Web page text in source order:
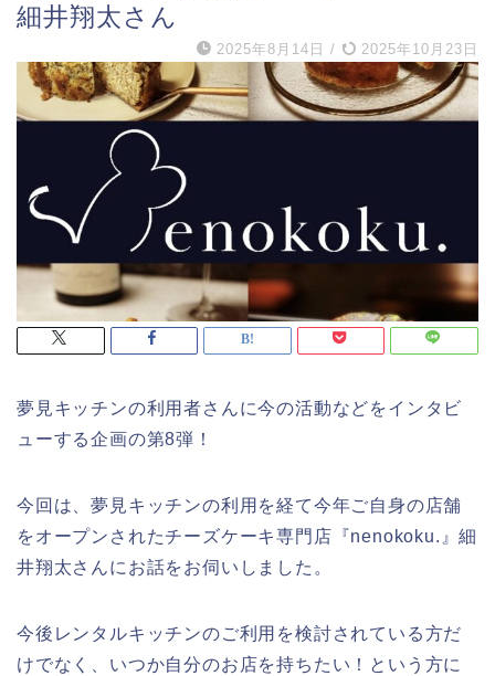
細井翔太さん
2025年8月14日 / 2025年10月23日
夢見キッチンの利用者さんに今の活動などをインタビ
ューする企画の第8弾！
今回は、夢見キッチンの利用を経て今年ご自身の店舗
をオープンされたチーズケーキ専門店『nenokoku.』細
井翔太さんにお話をお伺いしました。
今後レンタルキッチンのご利用を検討されている方だ
けでなく、いつか自分のお店を持ちたい！という方に